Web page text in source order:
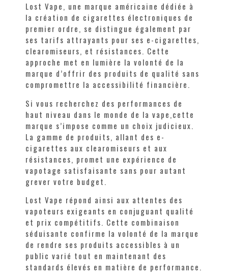
Lost Vape, une marque américaine dédiée à
la création de cigarettes électroniques de
premier ordre, se distingue également par
ses tarifs attrayants pour ses e-cigarettes,
clearomiseurs, et résistances. Cette
approche met en lumière la volonté de la
marque d’offrir des produits de qualité sans
compromettre la accessibilité financière.
Si vous recherchez des performances de
haut niveau dans le monde de la vape,cette
marque s’impose comme un choix judicieux.
La gamme de produits, allant des e-
cigarettes aux clearomiseurs et aux
résistances, promet une expérience de
vapotage satisfaisante sans pour autant
grever votre budget.
Lost Vape répond ainsi aux attentes des
vapoteurs exigeants en conjuguant qualité
et prix compétitifs. Cette combinaison
séduisante confirme la volonté de la marque
de rendre ses produits accessibles à un
public varié tout en maintenant des
standards élevés en matière de performance.